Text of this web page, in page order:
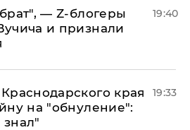
— Z-блогеры
и признали
19:40
края
на "обнуление":
19:33